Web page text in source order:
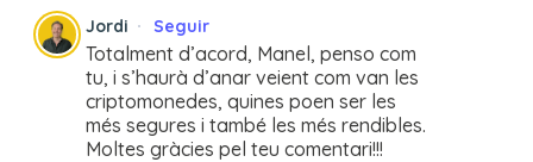
Jordi Seguir
Totalment d’acord, Manel, penso com
tu, i s’haurà d’anar veient com van les
criptomonedes, quines poen ser les
més segures i també les més rendibles.
Moltes gràcies pel teu comentari!!!